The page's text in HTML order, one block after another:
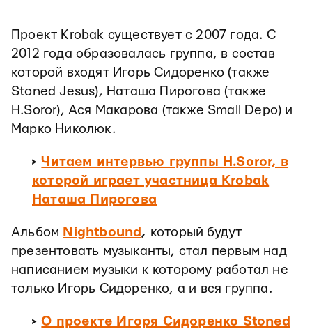
Проект Krobak существует с 2007 года. С
2012 года образовалась группа, в состав
которой входят Игорь Сидоренко (также
Stoned Jesus), Наташа Пирогова (также
H.Soror), Ася Макарова (также Small Depo) и
Марко Николюк.
>Читаем интервью группы H.Soror, в
которой играет участница Krobak
Наташа Пирогова
Альбом Nightbound, который будут
презентовать музыканты, стал первым над
написанием музыки к которому работал не
только Игорь Сидоренко, а и вся группа.
>О проекте Игоря Сидоренко Stoned